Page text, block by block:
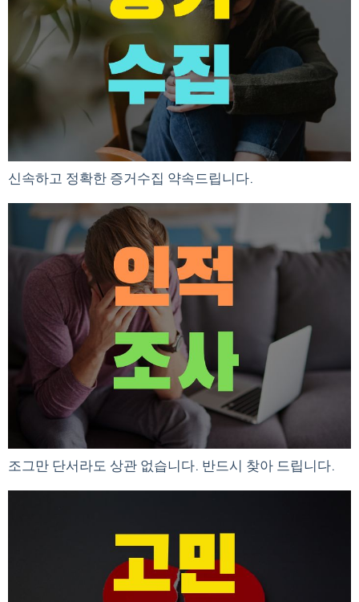
신속하고 정확한 증거수집 약속드립니다.
조그만 단서라도 상관 없습니다. 반드시 찾아 드립니다.